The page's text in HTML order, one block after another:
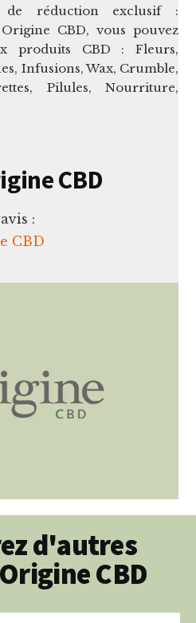
réduction exclusif :
CBD, vous pouvez
produits CBD : Fleurs,
Infusions, Wax, Crumble,
Pilules, Nourriture,
CBD
:
CBD
d'autres
CBD